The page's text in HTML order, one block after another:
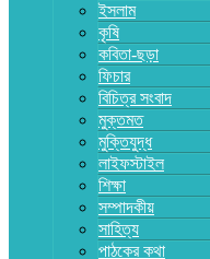
ইসলাম
কৃষি
কবিতা-ছড়া
ফিচার
বিচিত্র সংবাদ
মুক্তমত
মুক্তিযুদ্ধ
লাইফস্টাইল
শিক্ষা
সম্পাদকীয়
সাহিত্য
পাঠকের কথা